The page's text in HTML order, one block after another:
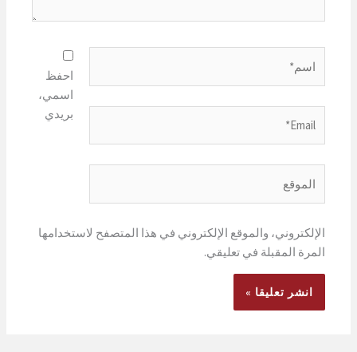
احفظ
اسمي،
بريدي
الإلكتروني، والموقع الإلكتروني في هذا المتصفح لاستخدامها
المرة المقبلة في تعليقي.